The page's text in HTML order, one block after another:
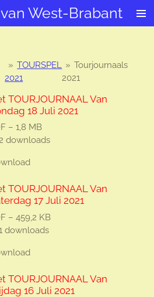
West-Brabant
» TOURSPEL
2021
» Tourjournaals
2021
TOURJOURNAAL Van
18 Juli 2021
– 1,8 MB
downloads
TOURJOURNAAL Van
17 Juli 2021
– 459,2 KB
downloads
TOURJOURNAAL Van
16 Juli 2021